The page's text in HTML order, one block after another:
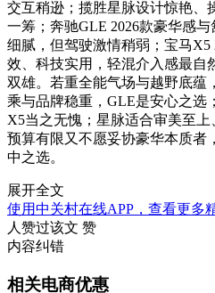
交互稍逊；揽胜星脉设计惊艳、
一筹；奔驰GLE 2026款豪华感
细腻，但驾驶激情稍弱；宝马X5
效、科技实用，轻混介入感最自
双雄。若重全能气场与越野底蕴
乘与品牌稳重，GLE是安心之选
X5当之无愧；星脉适合审美至
预算有限又不愿妥协豪华本质者
中之选。
展开全文
使用中关村在线APP，查看更多
人赞过该文 赞
内容纠错
相关电商优惠